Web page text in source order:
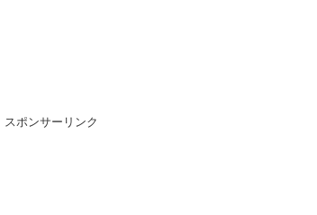
スポンサーリンク